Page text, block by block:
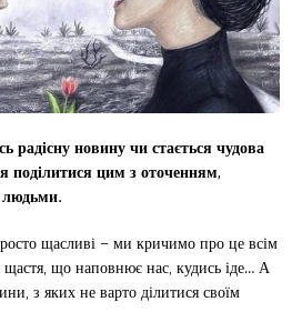
новину чи стається чудова
поділитися цим з оточенням,
щасливі – ми кричимо про це всім
щастя, що наповнює нас, кудись іде… А
з яких не варто ділитися своїм